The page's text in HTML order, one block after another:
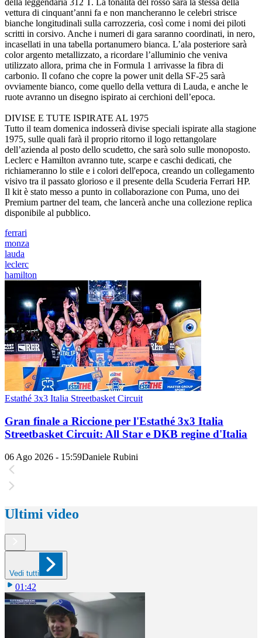
della leggendaria 312 T. La tonalità del rosso sarà la stessa della
vettura di cinquant’anni fa e non mancheranno le celebri strisce
bianche longitudinali sulla carrozzeria, così come i nomi dei piloti
scritti in corsivo. Anche i numeri di gara saranno coordinati, in nero,
incasellati in una tabella portanumero bianca. L’ala posteriore sarà
color argento metallizzato, a ricordare l’alluminio che veniva
utilizzato allora, prima che in Formula 1 arrivasse la fibra di
carbonio. Il cofano che copre la power unit della SF-25 sarà
ovviamente bianco, come quello della vettura di Lauda, e anche le
ruote avranno un disegno ispirato ai cerchioni dell’epoca.
DIVISE E TUTE ISPIRATE AL 1975
Tutto il team domenica indosserà divise speciali ispirate alla stagione
1975, sulle quali farà il proprio ritorno il logo rettangolare
dell’azienda al posto dello scudetto, che sarà solo sulle monoposto.
Leclerc e Hamilton avranno tute, scarpe e caschi dedicati, che
richiameranno lo stile e i colori dell'epoca, creando un collegamento
visivo tra il passato glorioso e il presente della Scuderia Ferrari HP.
Il kit è stato messo a punto in collaborazione con Puma, uno dei
Premium partner del team, che lancerà anche una collezione replica
disponibile al pubblico.
ferrari
monza
lauda
leclerc
hamilton
Estathé 3x3 Italia Streetbasket Circuit
Gran finale a Riccione per l'Estathé 3x3 Italia
Streetbasket Circuit: All Star e DKB regine d'Italia
06 Ago 2026 - 15:59Daniele Rubini
Ultimi video
Vedi tutti
01:42